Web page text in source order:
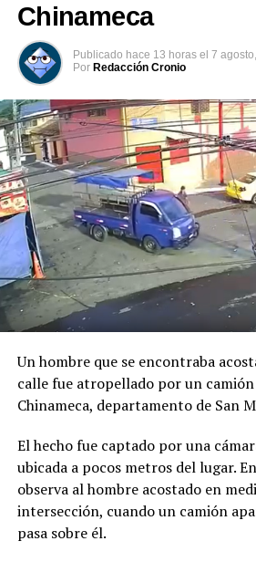
Previo al acto protocolario, el
salvadoreño, dialogó con el
Espriella, a quien envió un
Presidente Bukele y expresó sus
asumir esta nueva responsabilidad
colombiana.
Chinameca
Publicado hace 13 horas el 7
Por Redacción Cronio
Un hombre que se encontraba
calle fue atropellado por un
Chinameca, departamento de San
El hecho fue captado por una
ubicada a pocos metros del lugar.
observa al hombre acostado en
intersección, cuando un camión
pasa sobre él.